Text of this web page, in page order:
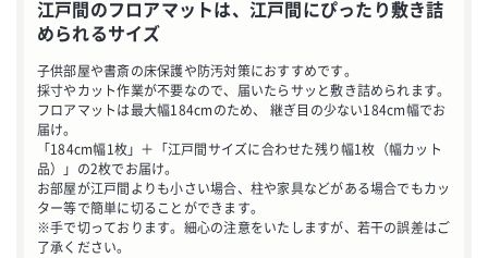
江戸間のフロアマットは、江戸間にぴったり敷き詰
められるサイズ
子供部屋や書斎の床保護や防汚対策におすすめです。
採寸やカット作業が不要なので、届いたらサッと敷き詰められます。
フロアマットは最大幅184cmのため、 継ぎ目の少ない184cm幅でお
届け。
「184cm幅1枚」＋「江戸間サイズに合わせた残り幅1枚（幅カット
品）」の2枚でお届け。
お部屋が江戸間よりも小さい場合、柱や家具などがある場合でもカッ
ター等で簡単に切ることができます。
※手で切っております。細心の注意をいたしますが、若干の誤差はご
了承ください。